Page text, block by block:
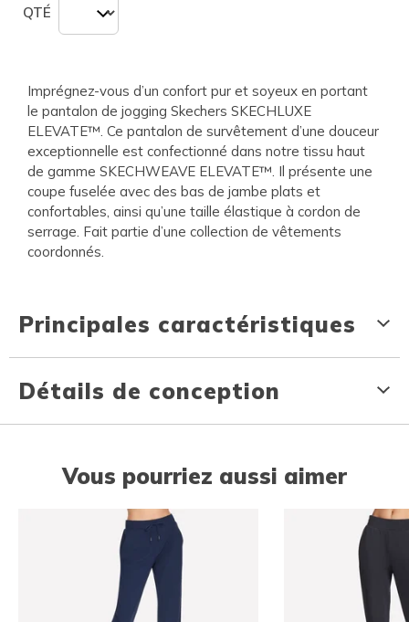
QTÉ
Imprégnez-vous d’un confort pur et soyeux en portant
le pantalon de jogging Skechers SKECHLUXE
ELEVATE™. Ce pantalon de survêtement d’une douceur
exceptionnelle est confectionné dans notre tissu haut
de gamme SKECHWEAVE ELEVATE™. Il présente une
coupe fuselée avec des bas de jambe plats et
confortables, ainsi qu’une taille élastique à cordon de
serrage. Fait partie d’une collection de vêtements
coordonnés.
Principales caractéristiques
Détails de conception
Vous pourriez aussi aimer